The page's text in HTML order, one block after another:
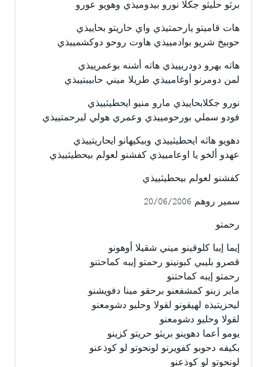
برثو حليثو جكلا نورو بيدوميذي وهويو عورو
هات قاميتو يارحمتيذي واي حاريتو بحاييذي
حوبيخ شريو بوادمييذي هاوت روحو دوكشمييذي
هاته بهرو دودربييذي هاته أشنه بوعمرييذي
لمن دومرنو أوغامييذي طريلا ميني حابيبتييذي
نورو جكلابحاييذي مارو منيو ايحطيثييذي
فودو سملي بورحومييذي وعمري هولي ليرحمتييذي
دهويو هاثه ايحطيثييذي وبيكيهانو ايحاريتييذي
عهدو ألخو يا اوعامييذي كفشنو لعولم بيحطيثييذي
كفشنو لعولم بيحطيثييذي
سمير روهم 20/06/2006
رحمتو
إيما إيبا كلوقينو ميني شقيلا أوهونو
قصرو بليبي كبونينو رحمتو إيبه كماحتنو
رحمتو إيبه كماحتنو
ماير زبنو كمشفعنو برحقو مينا دفويشنو
ليحزيتيذه لهيقونو لقولا وحليو دشومعنو
لقولا وحليو دشومعنو
يومو أعما دهوينو بريثو حريتو كزينو
بكيفه دحوبو كفويرنو لونحوتو لو كوذعنو
لونحوتو لو كوذعنو